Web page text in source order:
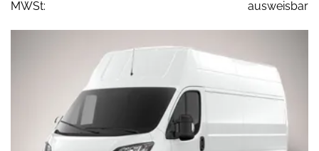
MWSt: ausweisbar